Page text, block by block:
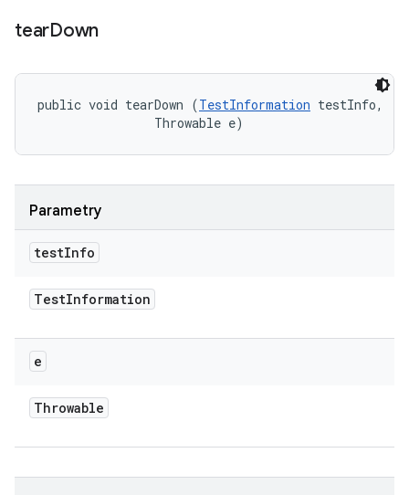
tearDown
public void tearDown (TestInformation testInfo,
                Throwable e)
Parametry
testInfo
TestInformation
e
Throwable